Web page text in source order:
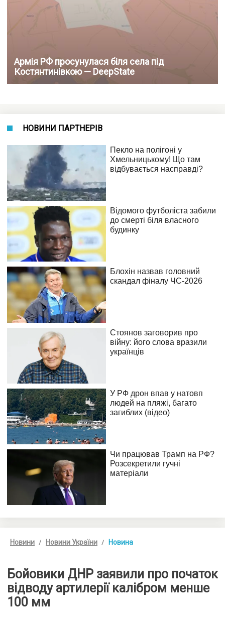
Армія РФ просунулася біля села під
Костянтинівкою — DeepState
НОВИНИ ПАРТНЕРІВ
Новини Новини України Новина
Бойовики ДНР заявили про початок
відводу артилерії калібром менше
100 мм